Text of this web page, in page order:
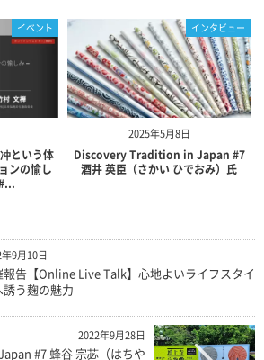
イベント
という体
ンの愉し
2025年5月8日
インタビュー
Discovery Tradition in Japan #7
酒井 英臣（さかい ひでおみ）氏
9月10日
報告【Online Live Talk】心地よいライフスタイ
誘う麹の魅力
2022年9月28日
#7 蜂谷 宗苾（はちや